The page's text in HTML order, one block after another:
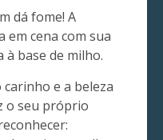
dá fome! A
cena com sua
base de milho.
e a beleza
o seu próprio